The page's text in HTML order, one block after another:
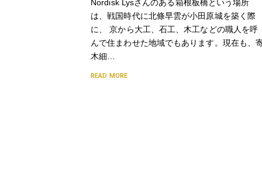
Nordisk Lysさんのある箱根板橋という場所
は、戦国時代に北條早雲が小田原城を築く際
に、 京から大工、石工、木工などの職人を呼
んで住まわせた地域でもあります。現在も、
木細…
READ MORE